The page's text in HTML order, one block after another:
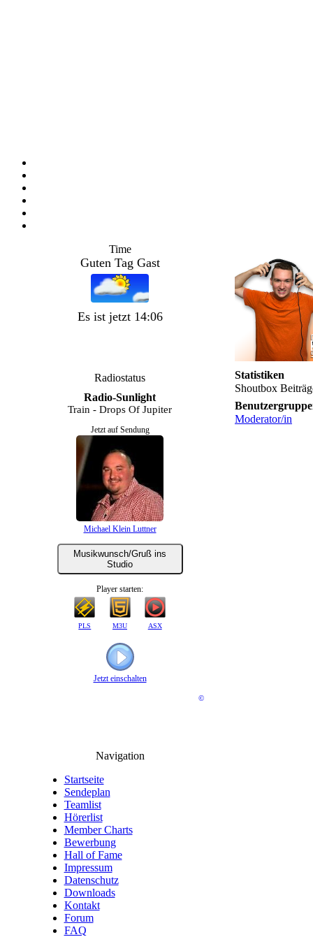
Time
Guten Tag Gast
Es ist jetzt 14:06
Radiostatus
Radio-Sunlight
Train - Drops Of Jupiter
Jetzt auf Sendung
Michael Klein Luttner
Musikwunsch/Gruß ins
Studio
Player starten:
PLS M3U ASX
Jetzt einschalten
©
Navigation
Startseite
Sendeplan
Teamlist
Hörerlist
Member Charts
Bewerbung
Hall of Fame
Impressum
Datenschutz
Downloads
Kontakt
Forum
FAQ
Statistiken
Shoutbox
Moderator/in